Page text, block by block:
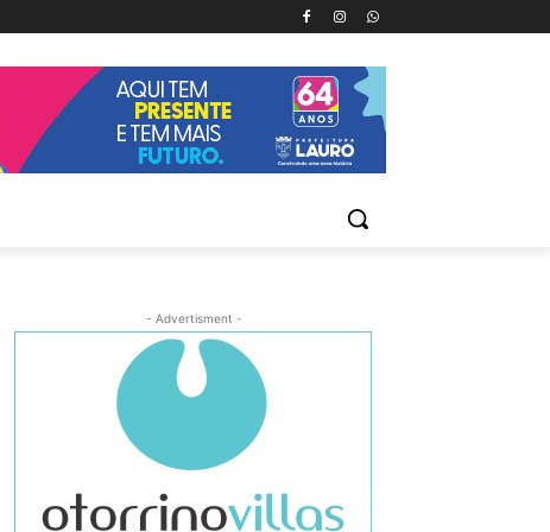
- Advertisment -